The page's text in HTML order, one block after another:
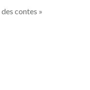
contes »